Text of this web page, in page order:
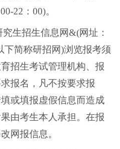
22：00)。
生招生信息网&(网址：
下简称研招网)浏览报考须
招生考试管理机构、报
报名，凡不按要求报
或填报虚假信息而造成
由考生本人承担。在报
网报信息。